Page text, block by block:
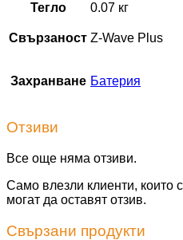
Тегло 0.07 кг
Свързаност Z-Wave Plus
Захранване Батерия
Отзиви
Все още няма отзиви.
Само влезли клиенти, които
могат да оставят отзив.
Свързани продукти